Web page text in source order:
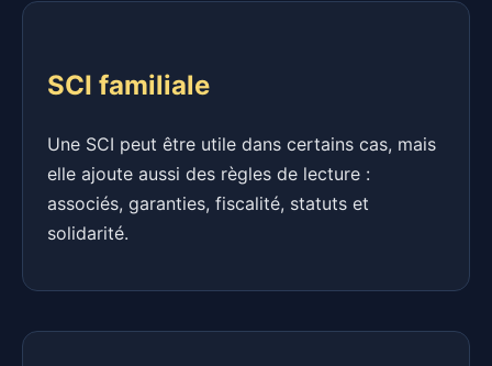
SCI familiale
Une SCI peut être utile dans certains cas, mais
elle ajoute aussi des règles de lecture :
associés, garanties, fiscalité, statuts et
solidarité.